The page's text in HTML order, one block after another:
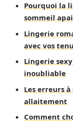
Pourquoi la
sommeil
Lingerie
avec vos
Lingerie
inoubliable
Les erreurs
allaitement
Comment